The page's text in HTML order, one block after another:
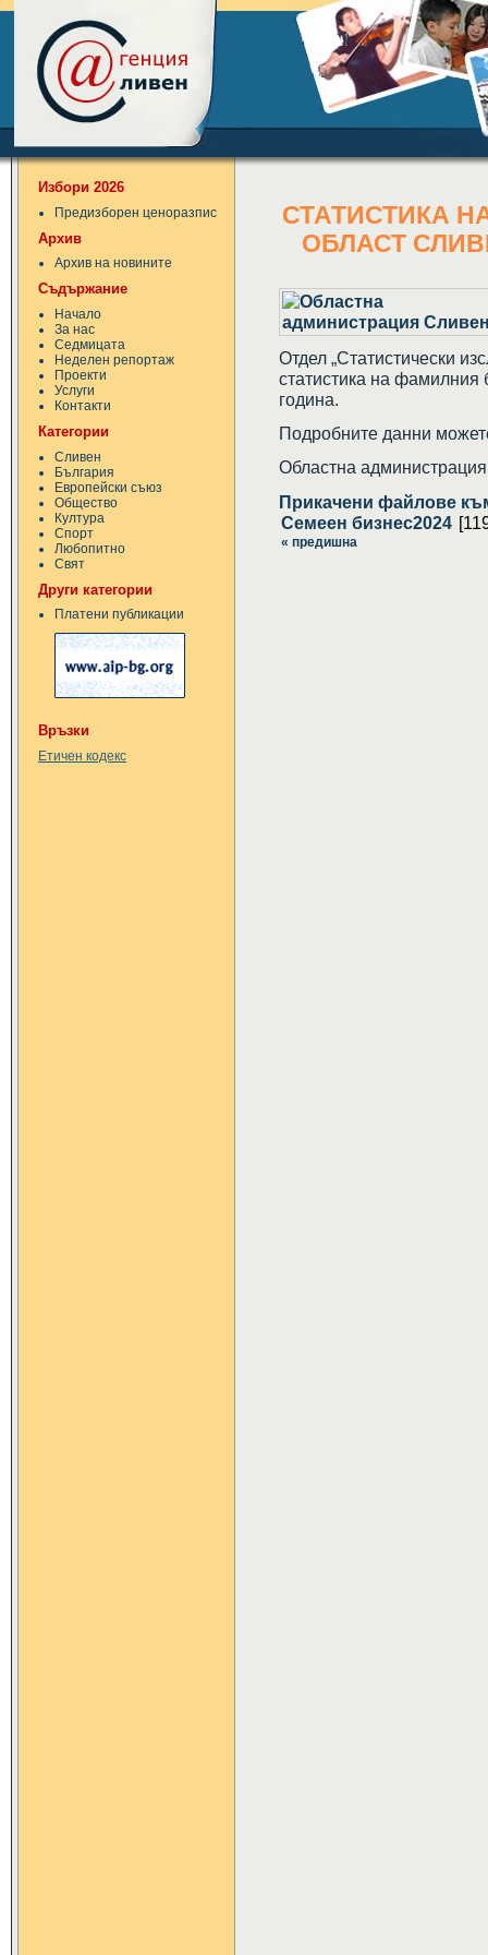
Избори 2026
Предизборен ценоразпис
Архив
Архив на новините
Съдържание
Начало
За нас
Седмицата
Неделен репортаж
Проекти
Услуги
Контакти
Категории
Сливен
България
Европейски съюз
Общество
Култура
Спорт
Любопитно
Свят
Други категории
Платени публикации
Връзки
Етичен кодекс
СТАТИСТИКА
ОБЛАСТ
Отдел „Статистически
статистика на фамилния
година.
Подробните данни
Областна
Прикачени файлове
Семеен бизнес2024
« предишна